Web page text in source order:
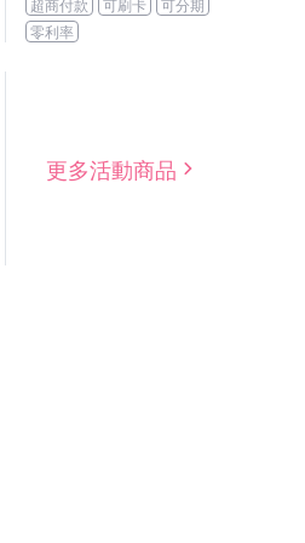
超商付款 可刷卡
可分期
零利率
更多活動商品